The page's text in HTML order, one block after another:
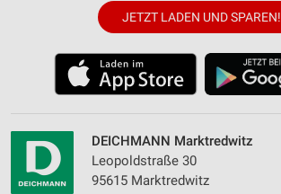
JETZT LADEN UND SPAREN!
DEICHMANN Marktredwitz
Leopoldstraße 30
95615 Marktredwitz